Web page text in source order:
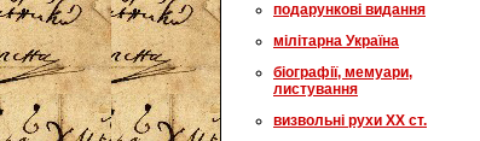
подарункові видання
мілітарна Україна
біографії, мемуари,
листування
визвольні рухи XX ст.